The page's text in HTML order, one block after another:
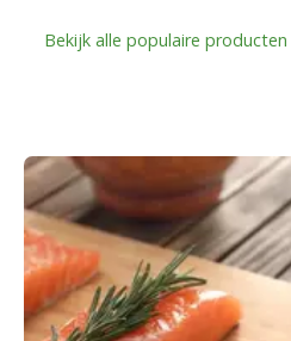
Bekijk alle populaire producten